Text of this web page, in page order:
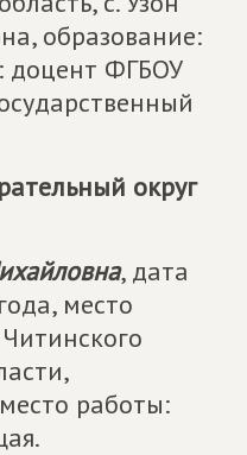
образование:
доцент ФГБОУ
округ
, дата
место
работы: